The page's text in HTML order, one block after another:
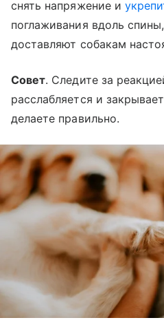
снять напряжение и
поглаживания вдоль
доставляют собакам
Совет. Следите за
расслабляется и
делаете правильно.